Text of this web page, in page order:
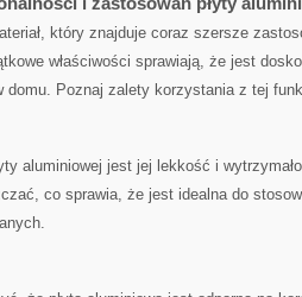
który znajduje coraz szersze​
właściwości sprawiają, że jest
domu. Poznaj zalety korzystania z tej
aluminiowej jest‌ jej ‍lekkość i
co sprawia, że jest idealna do